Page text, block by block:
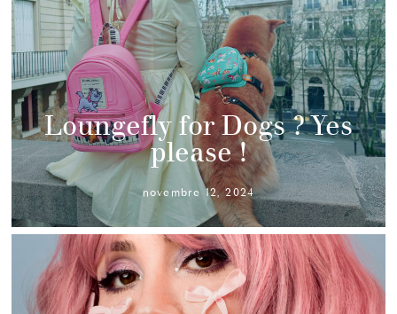
Loungefly for Dogs ? Yes
please !
novembre 12, 2024